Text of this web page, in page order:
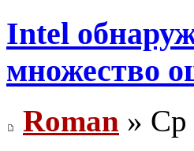
Intel
множество
Roman » Ср